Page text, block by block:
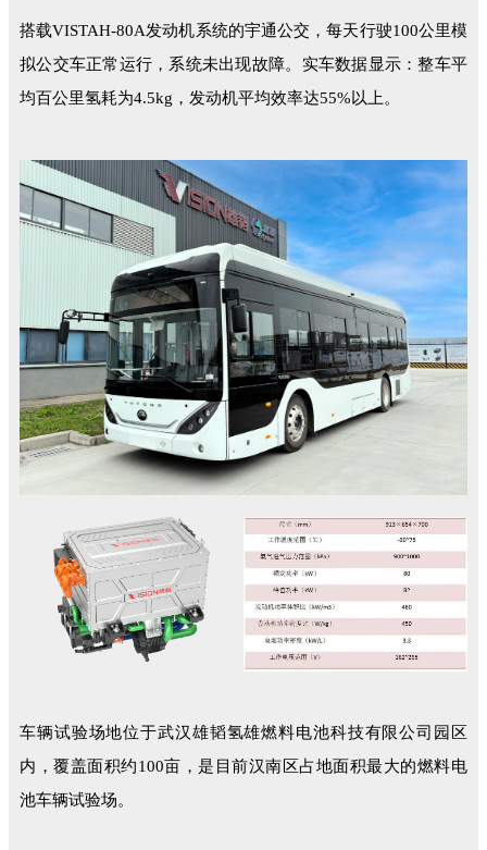
搭载VISTAH-80A发动机系统的宇通公交，每天行驶100公里模
拟公交车正常运行，系统未出现故障。实车数据显示：整车平
均百公里氢耗为4.5kg，发动机平均效率达55%以上。
车辆试验场地位于武汉雄韬氢雄燃料电池科技有限公司园区
内，覆盖面积约100亩，是目前汉南区占地面积最大的燃料电
池车辆试验场。